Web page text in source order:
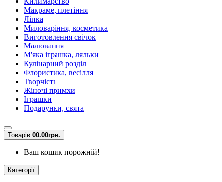
Макраме, плетіння
Ліпка
Миловаріння, косметика
Виготовлення свічок
Малювання
М'яка іграшка, ляльки
Кулінарний розділ
Флористика, весілля
Творчість
Жіночі примхи
Іграшки
Подарунки, свята
Товарів 00.00грн.
Ваш кошик порожній!
Категорії